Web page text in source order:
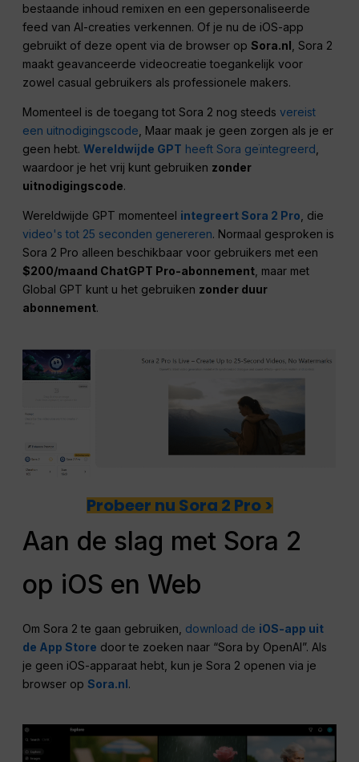
bestaande inhoud remixen en een gepersonaliseerde
feed van AI-creaties verkennen. Of je nu de iOS-app
gebruikt of deze opent via de browser opSora.nl , Sora 2
maakt geavanceerde videocreatie toegankelijk voor
zowel casual gebruikers als professionele makers.
Momenteel is de toegang tot Sora 2 nog steedsvereist
een uitnodigingscode , Maar maak je geen zorgen als je er
geen hebt.Wereldwijde GPT heeft Sora geïntegreerd
waardoor je het vrij kunt gebruiken zonder
uitnodigingscode.
Wereldwijde GPT momenteel integreert Sora 2 Pro, die
video's tot 25 seconden genereren. Normaal gesproken is
Sora 2 Pro alleen beschikbaar voor gebruikers met een
$200/maand ChatGPT Pro-abonnement, maar met
Global GPT kunt u het gebruiken zonder duur
abonnement.
Probeer nu Sora 2 Pro >
Aan de slag met Sora 2
op iOS en Web
Om Sora 2 te gaan gebruiken, download de iOS-app uit
de App Store door te zoeken naar “Sora by OpenAI”. Als
je geen iOS-apparaat hebt, kun je Sora 2 openen via je
browser opSora.nl.